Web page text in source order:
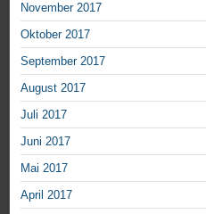
November 2017
Oktober 2017
September 2017
August 2017
Juli 2017
Juni 2017
Mai 2017
April 2017